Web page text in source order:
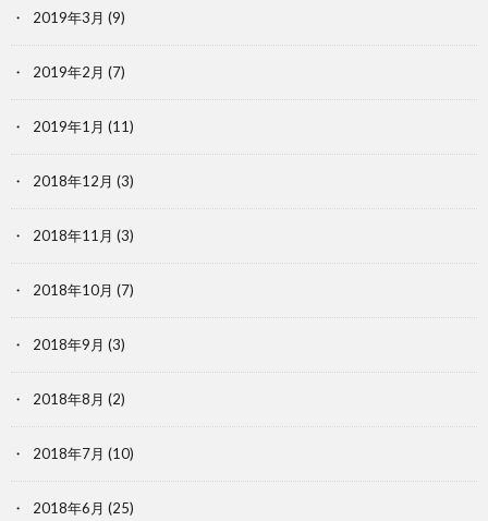
2019年3月 (9)
2019年2月 (7)
2019年1月 (11)
2018年12月 (3)
2018年11月 (3)
2018年10月 (7)
2018年9月 (3)
2018年8月 (2)
2018年7月 (10)
2018年6月 (25)